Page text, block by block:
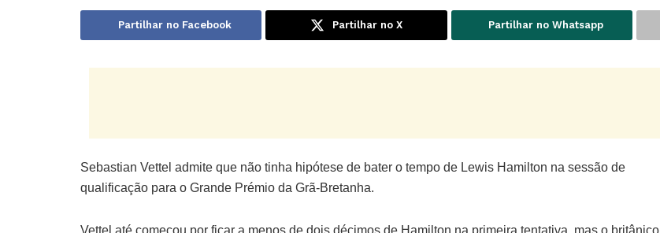
Partilhar no Facebook Partilhar no X Partilhar no Whatsapp
Sebastian Vettel admite que não tinha hipótese de bater o tempo de Lewis Hamilton na sessão de
qualificação para o Grande Prémio da Grã-Bretanha.
Vettel até começou por ficar a menos de dois décimos de Hamilton na primeira tentativa, mas o britânico